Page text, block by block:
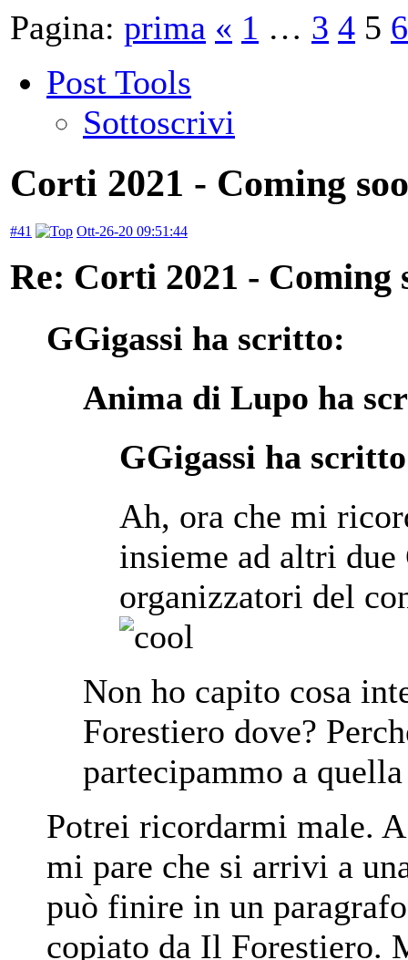
Pagina: prima « 1 … 3 4 5 6
Post Tools
Sottoscrivi
Corti 2021 - Coming
#41 Ott-26-20 09:51:44
Re: Corti 2021 - Coming
GGigassi ha scritto:
Anima di Lupo ha
GGigassi ha
Ah, ora che mi
insieme ad altri
organizzatori del
Non ho capito cosa
Forestiero dove?
partecipammo a
Potrei ricordarmi male.
mi pare che si arrivi a
può finire in un
copiato da Il Forestiero.